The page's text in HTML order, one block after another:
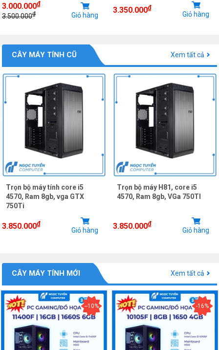
3.000.000₫
3.500.000₫ Giỏ hàng
3.350.000₫
Giỏ hàng
CÂY MÁY TÍNH CŨ Xem tất cả
Trọn bộ máy tính core i5
4570, Ram 8gb, vga GTX
750Ti
3.850.000₫
Giỏ hàng
Trọn bộ máy H81, core i5
4570, Ram 8gb, VGa 750TI
3.850.000₫
Giỏ hàng
CÂY MÁY TÍNH MỚI Xem tất cả
--10% -16%